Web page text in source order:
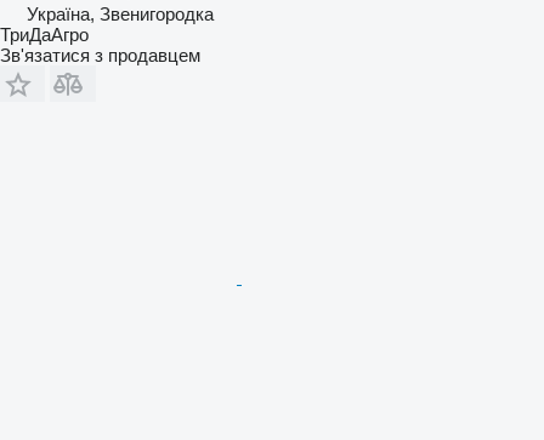
Україна, Звенигородка
ТриДаАгро
Зв'язатися з продавцем